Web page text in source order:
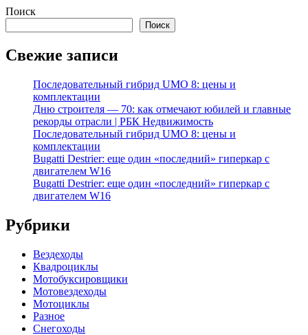
Поиск
Поиск
Свежие записи
Последовательный гибрид UMO 8: цены и
комплектации
Дню строителя — 70: как отмечают юбилей и главные
рекорды отрасли | РБК Недвижимость
Последовательный гибрид UMO 8: цены и
комплектации
Bugatti Destrier: еще один «последний» гиперкар с
двигателем W16
Bugatti Destrier: еще один «последний» гиперкар с
двигателем W16
Рубрики
Вездеходы
Квадроциклы
Мотобуксировщики
Мотовездеходы
Мотоциклы
Разное
Снегоходы